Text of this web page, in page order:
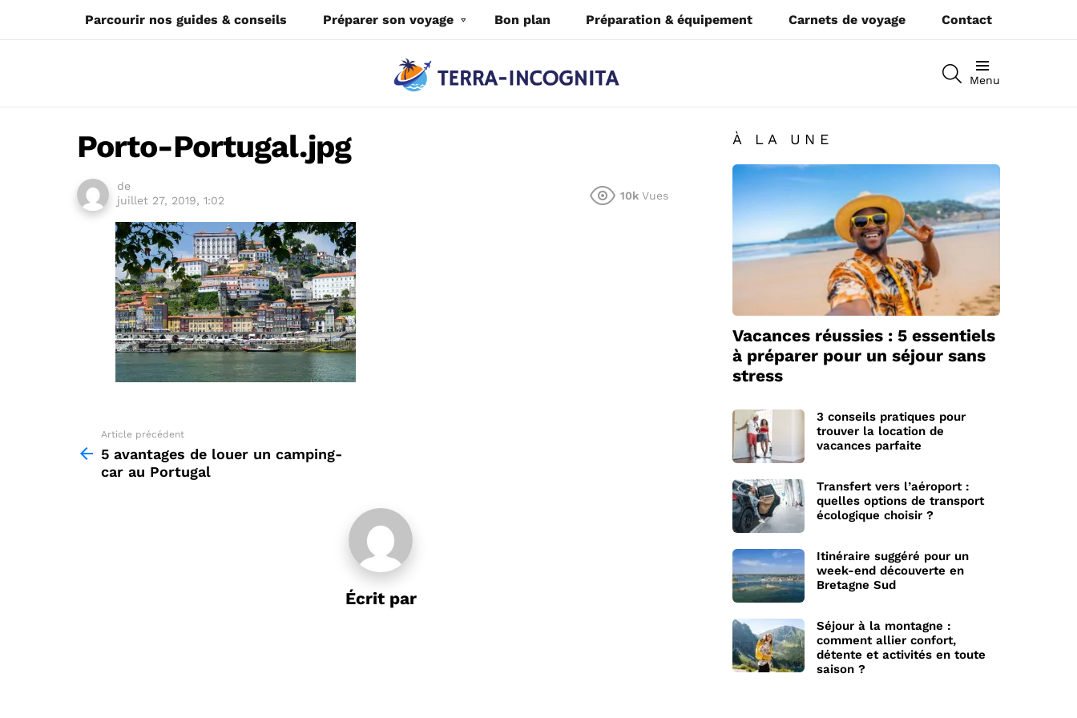
Parcourir nos guides & conseils Préparer son voyage Bon plan Préparation & équipement Carnets de voyage Contact
RECHERCHEZ
Menu
Porto-Portugal.jpg
de
juillet 27, 2019, 1:02
10k Vues
more
Article précédent
5 avantages de louer un camping-
car au Portugal
Écrit par
À LA UNE
Vacances réussies : 5 essentiels
à préparer pour un séjour sans
stress
3 conseils pratiques pour
trouver la location de
vacances parfaite
Transfert vers l’aéroport :
quelles options de transport
écologique choisir ?
Itinéraire suggéré pour un
week-end découverte en
Bretagne Sud
Séjour à la montagne :
comment allier confort,
détente et activités en toute
saison ?